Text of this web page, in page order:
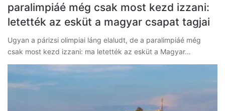
paralimpiáé még csak most kezd izzani:
letették az esküt a magyar csapat tagjai
Ugyan a párizsi olimpiai láng elaludt, de a paralimpiáé még
csak most kezd izzani: ma letették az esküt a Magyar…